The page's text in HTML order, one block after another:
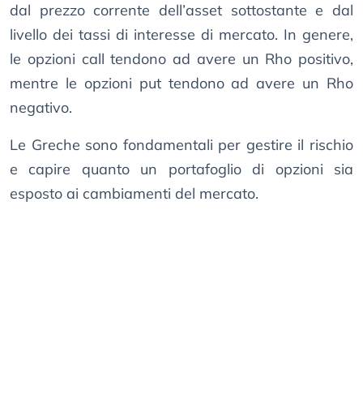
dal prezzo corrente dell’asset sottostante e dal
livello dei tassi di interesse di mercato. In genere,
le opzioni call tendono ad avere un Rho positivo,
mentre le opzioni put tendono ad avere un Rho
negativo.
Le Greche sono fondamentali per gestire il rischio
e capire quanto un portafoglio di opzioni sia
esposto ai cambiamenti del mercato.